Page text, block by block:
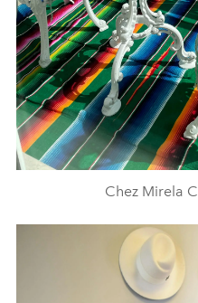
Chez Mirela